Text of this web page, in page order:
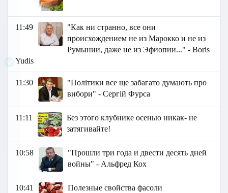
11:49
"Как ни странно, все они
происхождением не из Марокко и не из
Румынии, даже не из Эфиопии..." - Boris
Yudis
11:30
"Політики все ще забагато думають про
вибори" - Сергій Фурса
11:11
Без этого клубнике осенью никак- не
затягивайте!
10:58
"Прошли три года и двести десять дней
войны" - Альфред Кох
10:41 Полезные свойства фасоли